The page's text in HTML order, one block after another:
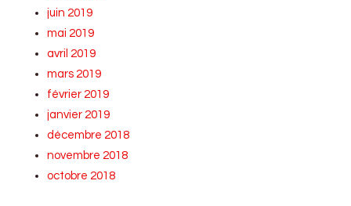
juin 2019
mai 2019
avril 2019
mars 2019
février 2019
janvier 2019
décembre 2018
novembre 2018
octobre 2018